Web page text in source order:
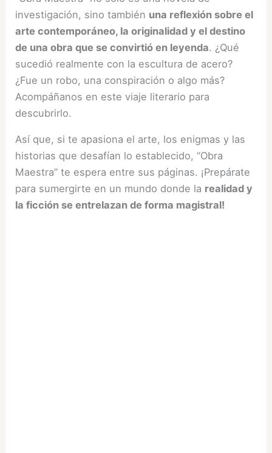
investigación, sino también una reflexión sobre el
arte contemporáneo, la originalidad y el destino
de una obra que se convirtió en leyenda. ¿Qué
sucedió realmente con la escultura de acero?
¿Fue un robo, una conspiración o algo más?
Acompáñanos en este viaje literario para
descubrirlo.
Así que, si te apasiona el arte, los enigmas y las
historias que desafían lo establecido, “Obra
Maestra” te espera entre sus páginas. ¡Prepárate
para sumergirte en un mundo donde la realidad y
la ficción se entrelazan de forma magistral!